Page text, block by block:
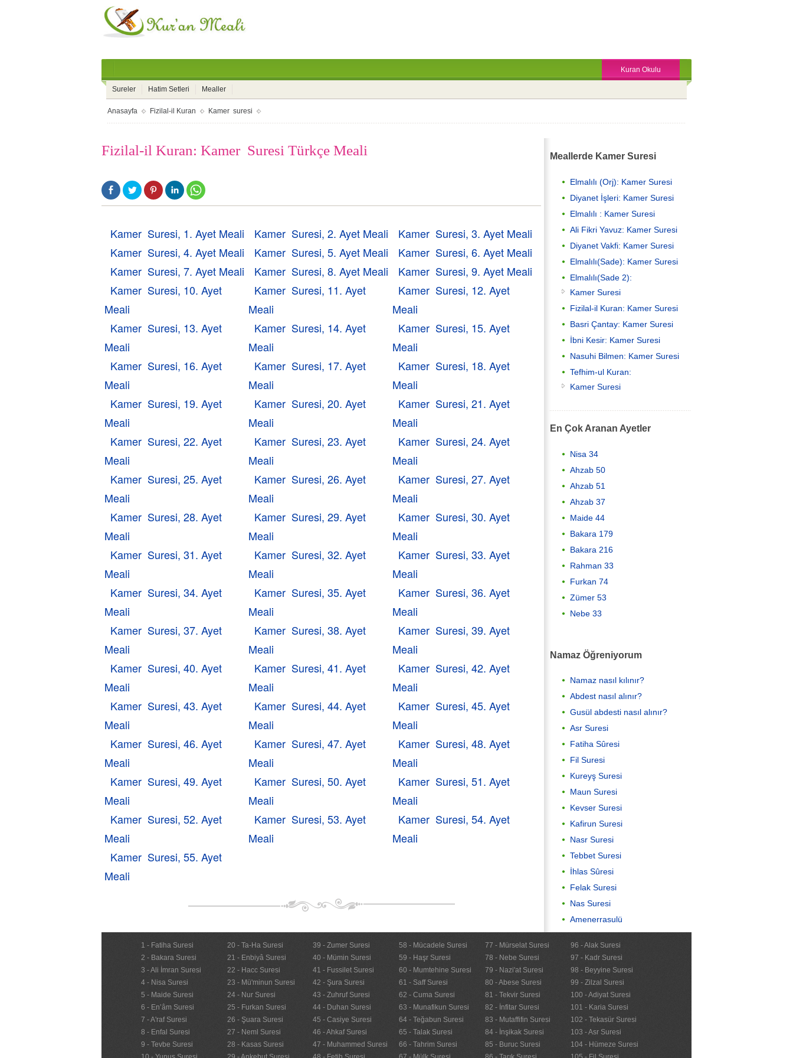
Kuran Okulu
Sureler Hatim Setleri Mealler
Anasayfa Fizilal-il Kuran Kamer suresi
Fizilal-il Kuran: Kamer Suresi Türkçe Meali
Kamer Suresi, 1. Ayet Meali Kamer Suresi, 2. Ayet Meali
Kamer Suresi, 3. Ayet Meali
Kamer Suresi, 4. Ayet Meali
Kamer Suresi, 5. Ayet Meali
Kamer Suresi, 6. Ayet Meali
Kamer Suresi, 7. Ayet Meali
Kamer Suresi, 8. Ayet Meali
Kamer Suresi, 9. Ayet Meali
Kamer Suresi, 10. Ayet
Meali
Kamer Suresi, 11. Ayet
Meali
Kamer Suresi, 12. Ayet
Meali
Kamer Suresi, 13. Ayet
Meali
Kamer Suresi, 14. Ayet
Meali
Kamer Suresi, 15. Ayet
Meali
Kamer Suresi, 16. Ayet
Meali
Kamer Suresi, 17. Ayet
Meali
Kamer Suresi, 18. Ayet
Meali
Kamer Suresi, 19. Ayet
Meali
Kamer Suresi, 20. Ayet
Meali
Kamer Suresi, 21. Ayet
Meali
Kamer Suresi, 22. Ayet
Meali
Kamer Suresi, 23. Ayet
Meali
Kamer Suresi, 24. Ayet
Meali
Kamer Suresi, 25. Ayet
Meali
Kamer Suresi, 26. Ayet
Meali
Kamer Suresi, 27. Ayet
Meali
Kamer Suresi, 28. Ayet
Meali
Kamer Suresi, 29. Ayet
Meali
Kamer Suresi, 30. Ayet
Meali
Kamer Suresi, 31. Ayet
Meali
Kamer Suresi, 32. Ayet
Meali
Kamer Suresi, 33. Ayet
Meali
Kamer Suresi, 34. Ayet
Meali
Kamer Suresi, 35. Ayet
Meali
Kamer Suresi, 36. Ayet
Meali
Kamer Suresi, 37. Ayet
Meali
Kamer Suresi, 38. Ayet
Meali
Kamer Suresi, 39. Ayet
Meali
Kamer Suresi, 40. Ayet
Meali
Kamer Suresi, 41. Ayet
Meali
Kamer Suresi, 42. Ayet
Meali
Kamer Suresi, 43. Ayet
Meali
Kamer Suresi, 44. Ayet
Meali
Kamer Suresi, 45. Ayet
Meali
Kamer Suresi, 46. Ayet
Meali
Kamer Suresi, 47. Ayet
Meali
Kamer Suresi, 48. Ayet
Meali
Kamer Suresi, 49. Ayet
Meali
Kamer Suresi, 50. Ayet
Meali
Kamer Suresi, 51. Ayet
Meali
Kamer Suresi, 52. Ayet
Meali
Kamer Suresi, 53. Ayet
Meali
Kamer Suresi, 54. Ayet
Meali
Kamer Suresi, 55. Ayet
Meali
Meallerde Kamer Suresi
Elmalılı (Orj): Kamer Suresi
Diyanet İşleri: Kamer Suresi
Elmalılı : Kamer Suresi
Ali Fikri Yavuz: Kamer Suresi
Diyanet Vakfi: Kamer Suresi
Elmalılı(Sade): Kamer Suresi
Elmalılı(Sade 2):
Kamer Suresi
Fizilal-il Kuran: Kamer Suresi
Basri Çantay: Kamer Suresi
İbni Kesir: Kamer Suresi
Nasuhi Bilmen: Kamer Suresi
Tefhim-ul Kuran:
Kamer Suresi
En Çok Aranan Ayetler
Nisa 34
Ahzab 50
Ahzab 51
Ahzab 37
Maide 44
Bakara 179
Bakara 216
Rahman 33
Furkan 74
Zümer 53
Nebe 33
Namaz Öğreniyorum
Namaz nasıl kılınır?
Abdest nasıl alınır?
Gusül abdesti nasıl alınır?
Asr Suresi
Fatiha Sûresi
Fil Suresi
Kureyş Suresi
Maun Suresi
Kevser Suresi
Kafirun Suresi
Nasr Suresi
Tebbet Suresi
İhlas Sûresi
Felak Suresi
Nas Suresi
Amenerrasulü
Önemli
Kur'anı Kerimi Anlama
1 - Fatiha Suresi
2 - Bakara Suresi
3 - Ali İmran Suresi
4 - Nisa Suresi
5 - Maide Suresi
6 - En’âm Suresi
7 - A'raf Suresi
8 - Enfal Suresi
9 - Tevbe Suresi
20 - Ta-Ha Suresi
21 - Enbiyâ Suresi
22 - Hacc Suresi
23 - Mü'minun Suresi
24 - Nur Suresi
25 - Furkan Suresi
26 - Şuara Suresi
27 - Neml Suresi
28 - Kasas Suresi
39 - Zumer Suresi
40 - Mümin Suresi
41 - Fussilet Suresi
42 - Şura Suresi
43 - Zuhruf Suresi
44 - Duhan Suresi
45 - Casiye Suresi
46 - Ahkaf Suresi
47 - Muhammed Suresi
58 - Mücadele Suresi
59 - Haşr Suresi
60 - Mumtehine Suresi
61 - Saff Suresi
62 - Cuma Suresi
63 - Munafikun Suresi
64 - Teğabun Suresi
65 - Talak Suresi
66 - Tahrim Suresi
77 - Mürselat Suresi
78 - Nebe Suresi
79 - Nazi'at Suresi
80 - Abese Suresi
81 - Tekvir Suresi
82 - İnfitar Suresi
83 - Mutaffifin Suresi
84 - İnşikak Suresi
85 - Buruc Suresi
96 - Alak Suresi
97 - Kadr Suresi
98 - Beyyine Suresi
99 - Zilzal Suresi
100 - Adiyat Suresi
101 - Karia Suresi
102 - Tekasür Suresi
103 - Asr Suresi
104 - Hümeze Suresi